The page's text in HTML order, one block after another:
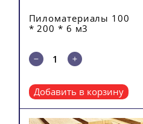
Пиломатериалы 100
* 200 * 6 м3
Добавить в корзину